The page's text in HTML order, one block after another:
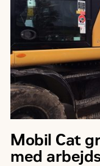
Mobil Cat
med